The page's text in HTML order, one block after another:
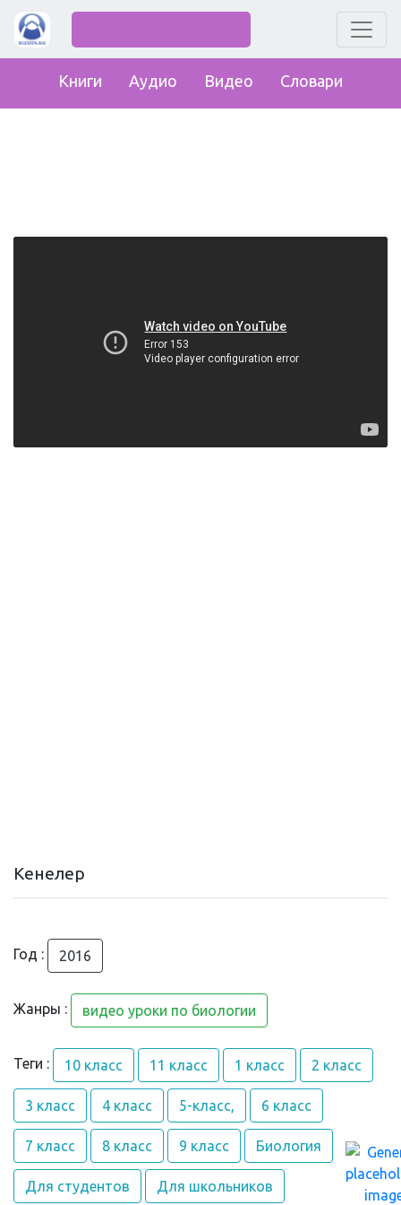
Книги Аудио Видео Словари
Кенелер
Год : 2016
Жанры : видео уроки по биологии
Теги : 10 класс 11 класс 1 класс 2 класс
3 класс 4 класс 5-класс, 6 класс
7 класс 8 класс 9 класс Биология
Для студентов Для школьников